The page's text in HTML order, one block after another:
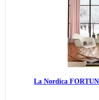
La Nordica